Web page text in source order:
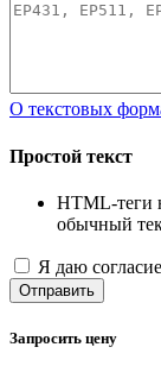
О текстовых
Простой текст
HTML-теги
обычный
Я даю
Отправить
Запросить цену